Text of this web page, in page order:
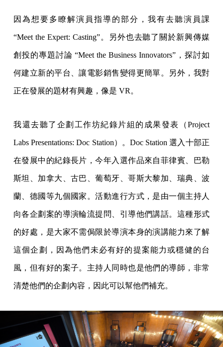
因為想要多瞭解演員指導的部分，我有去聽演員課
“Meet the Expert: Casting”。另外也去聽了關於新興傳媒
創投的專題討論 “Meet the Business Innovators”，探討如
何建立新的平台、讓電影銷售變得更簡單。另外，我對
正在發展的題材有興趣，像是 VR。
我還去聽了企劃工作坊紀錄片組的成果發表（Project
Labs Presentations: Doc Station）。Doc Station 選入十部正
在發展中的紀錄長片，今年入選作品來自菲律賓、巴勒
斯坦、加拿大、古巴、葡萄牙、哥斯大黎加、瑞典、波
蘭、德國等九個國家。活動進行方式，是由一個主持人
向各企劃案的導演輪流提問、引導他們講話。這種形式
的好處，是大家不需侷限於導演本身的演講能力來了解
這個企劃，因為他們未必有好的提案能力或穩健的台
風，但有好的案子。主持人同時也是他們的導師，非常
清楚他們的企劃內容，因此可以幫他們補充。